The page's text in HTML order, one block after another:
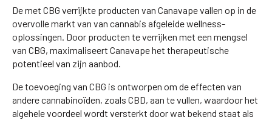
De met CBG verrijkte producten van Canavape vallen op in de
overvolle markt van van cannabis afgeleide wellness-
oplossingen. Door producten te verrijken met een mengsel
van CBG, maximaliseert Canavape het therapeutische
potentieel van zijn aanbod.
De toevoeging van CBG is ontworpen om de effecten van
andere cannabinoïden, zoals CBD, aan te vullen, waardoor het
algehele voordeel wordt versterkt door wat bekend staat als